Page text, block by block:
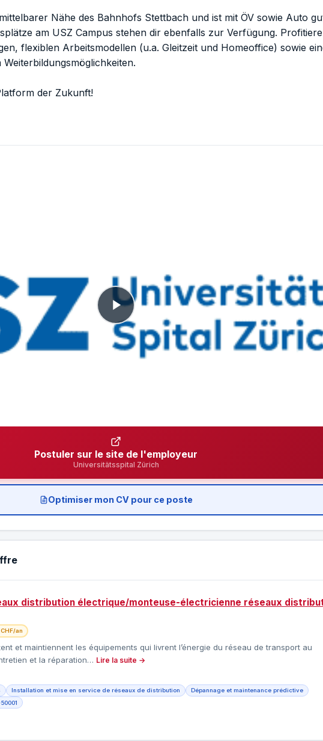
Nähe des Bahnhofs Stettbach und ist mit ÖV sowie Auto
am USZ Campus stehen dir ebenfalls zur Verfügung.
flexiblen Arbeitsmodellen (u.a. Gleitzeit und Homeoffice) sowie
der Zukunft!
Postuler sur le site de l'employeur
Universitätsspital Zürich
Optimiser mon CV pour ce poste
distribution électrique/monteuse-électricienne réseaux
an
et maintiennent les équipements qui livrent l’énergie du réseau de transport au
et la réparation… Lire la suite →
Installation et mise en service de réseaux de distribution
Dépannage et maintenance prédictive